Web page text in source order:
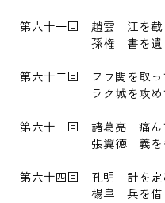
第六十一回 趙雲 江を截
孫権 書を遺して
第六十二回 フウ関を取
ラク城を攻めて
第六十三回 諸葛亮 痛ん
張翼徳 義をもっ
第六十四回 孔明 計を定
楊阜 兵を借りて